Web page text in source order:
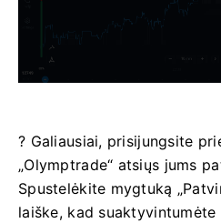
? Galiausiai, prisijungsite
„Olymptrade“ atsiųs jums
Spustelėkite mygtuką
laiške, kad